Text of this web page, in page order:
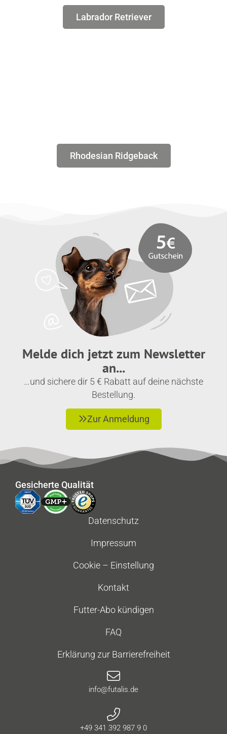
Labrador Retriever
Rhodesian Ridgeback
Melde dich jetzt zum Newsletter
an...
…und sichere dir 5 € Rabatt auf deine nächste
Bestellung.
Zur Anmeldung
Gesicherte Qualität
Datenschutz
Impressum
Cookie – Einstellung
Kontakt
Futter-Abo kündigen
FAQ
Erklärung zur Barrierefreiheit
info@futalis.de
+49 341 392 987 9 0